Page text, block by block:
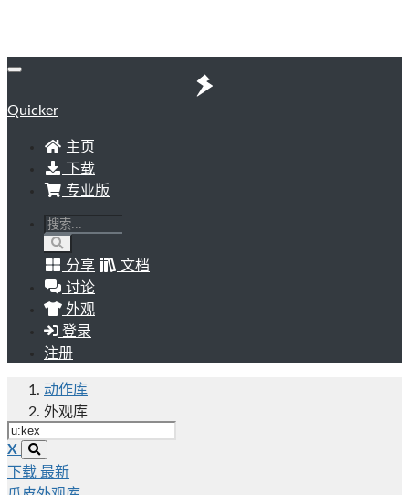
Quicker
主页
下载
专业版
分享
文档
讨论
外观
登录
注册
动作库
外观库
X
下载 最新